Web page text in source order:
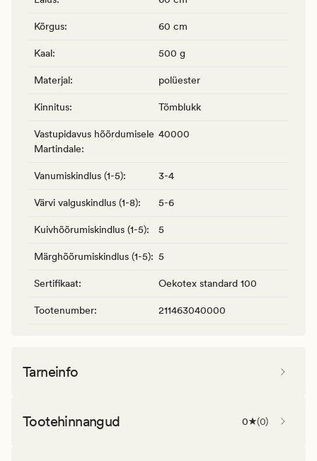
Kõrgus: 60 cm
Kaal: 500 g
Materjal: polüester
Kinnitus: Tõmblukk
Vastupidavus hõõrdumisele
Martindale:
40000
Vanumiskindlus (1-5): 3-4
Värvi valguskindlus (1-8): 5-6
Kuivhõõrumiskindlus (1-5): 5
Märghõõrumiskindlus (1-5): 5
Sertifikaat: Oekotex standard 100
Tootenumber: 211463040000
Tarneinfo
Tootehinnangud 0 (0)